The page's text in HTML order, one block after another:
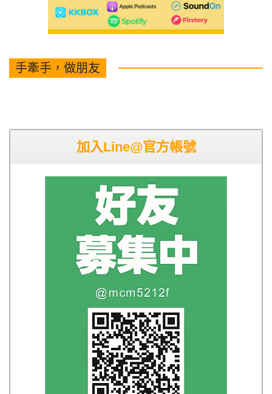
手牽手，做朋友
加入Line@官方帳號